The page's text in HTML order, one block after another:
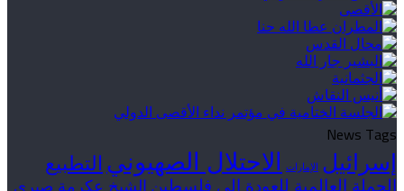
News Tags
إسرائيل الإمارات الاحتلال الصهيوني التطبيع
الحملة العالمية للعودة إلى فلسطين الشيخ عكرمة صبري